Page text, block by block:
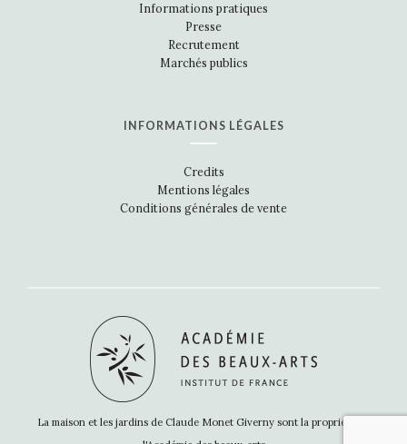
Informations pratiques
Presse
Recrutement
Marchés publics
INFORMATIONS LÉGALES
Credits
Mentions légales
Conditions générales de vente
La maison et les jardins de Claude Monet Giverny sont la propriété de